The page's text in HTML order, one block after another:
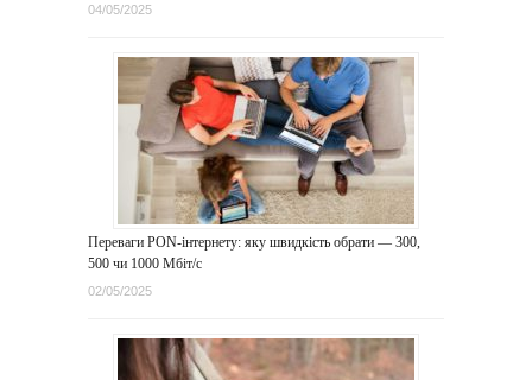
04/05/2025
Переваги PON-інтернету: яку швидкість обрати — 300,
500 чи 1000 Мбіт/с
02/05/2025